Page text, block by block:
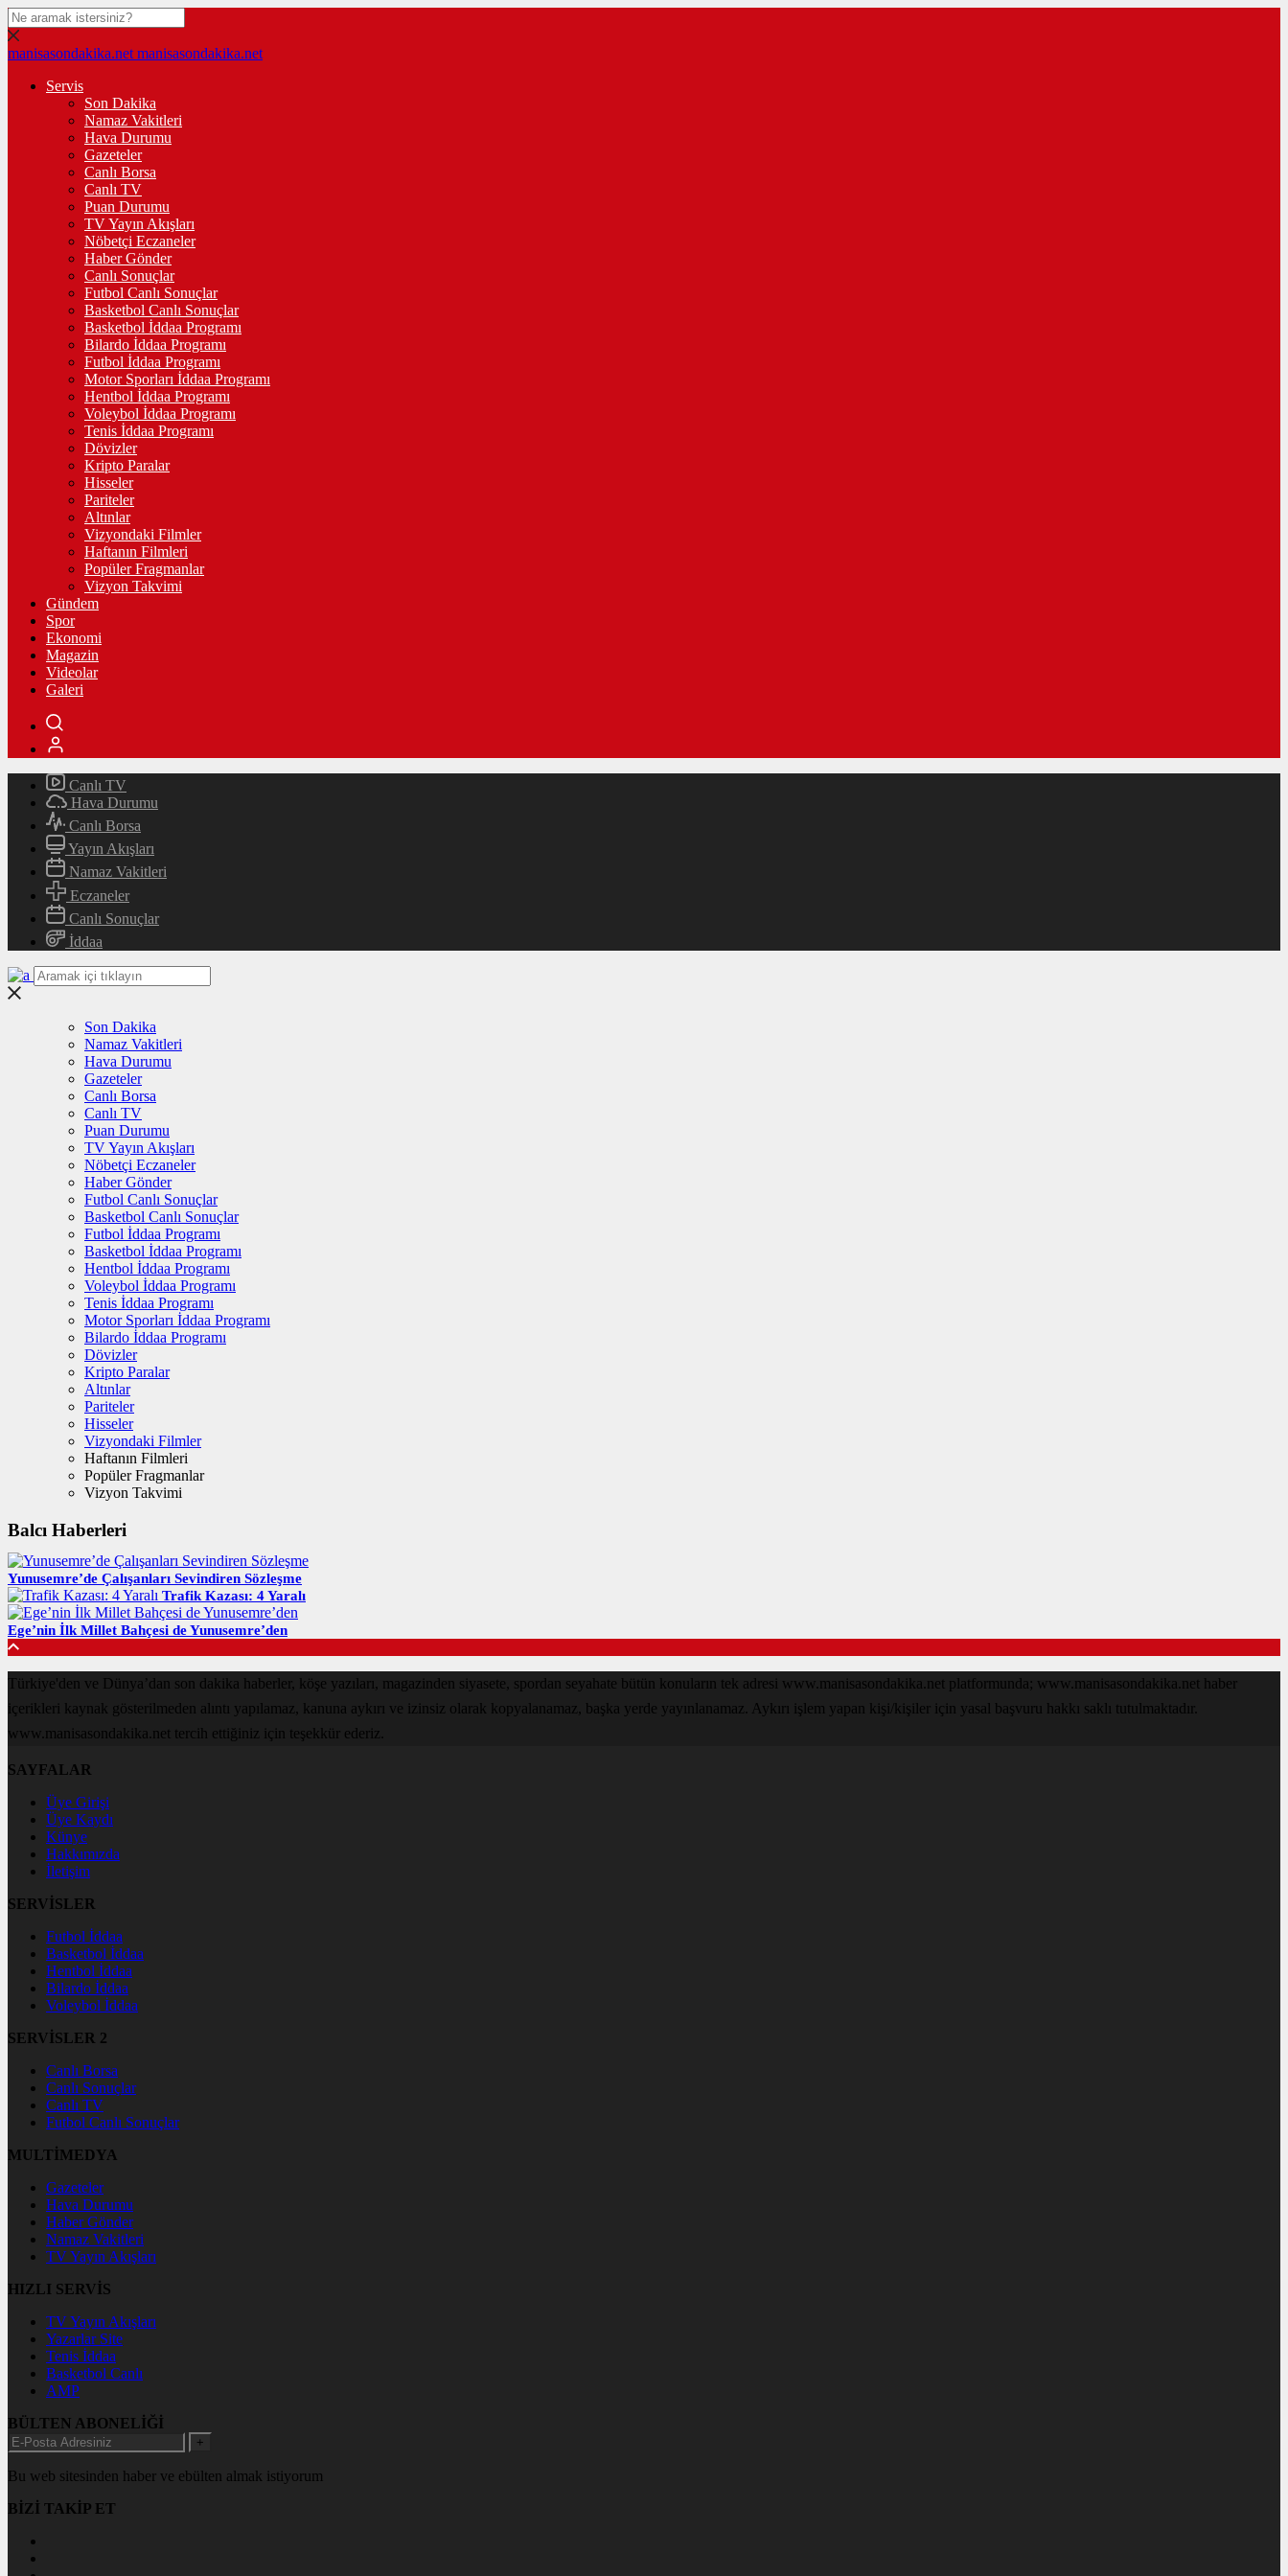
manisasondakika.net manisasondakika.net
Servis
Son Dakika
Namaz Vakitleri
Hava Durumu
Gazeteler
Canlı Borsa
Canlı TV
Puan Durumu
TV Yayın Akışları
Nöbetçi Eczaneler
Haber Gönder
Canlı Sonuçlar
Futbol Canlı Sonuçlar
Basketbol Canlı Sonuçlar
Basketbol İddaa Programı
Bilardo İddaa Programı
Futbol İddaa Programı
Motor Sporları İddaa Programı
Hentbol İddaa Programı
Voleybol İddaa Programı
Tenis İddaa Programı
Dövizler
Kripto Paralar
Hisseler
Pariteler
Altınlar
Vizyondaki Filmler
Haftanın Filmleri
Popüler Fragmanlar
Vizyon Takvimi
Gündem
Spor
Ekonomi
Magazin
Videolar
Galeri
Canlı TV
Hava Durumu
Canlı Borsa
Yayın Akışları
Namaz Vakitleri
Eczaneler
Canlı Sonuçlar
İddaa
Son Dakika
Namaz Vakitleri
Hava Durumu
Gazeteler
Canlı Borsa
Canlı TV
Puan Durumu
TV Yayın Akışları
Nöbetçi Eczaneler
Haber Gönder
Futbol Canlı Sonuçlar
Basketbol Canlı Sonuçlar
Futbol İddaa Programı
Basketbol İddaa Programı
Hentbol İddaa Programı
Voleybol İddaa Programı
Tenis İddaa Programı
Motor Sporları İddaa Programı
Bilardo İddaa Programı
Dövizler
Kripto Paralar
Altınlar
Pariteler
Hisseler
Vizyondaki Filmler
Haftanın Filmleri
Popüler Fragmanlar
Vizyon Takvimi
Balcı Haberleri
Yunusemre’de Çalışanları Sevindiren Sözleşme
Trafik Kazası: 4 Yaralı
Ege’nin İlk Millet Bahçesi de Yunusemre’den
Türkiye'den ve Dünya’dan son dakika haberler, köşe yazıları, magazinden siyasete, spordan seyahate bütün konuların tek adresi www.manisasondakika.net platformunda; www.manisasondakika.net haber
içerikleri kaynak gösterilmeden alıntı yapılamaz, kanuna aykırı ve izinsiz olarak kopyalanamaz, başka yerde yayınlanamaz. Aykırı işlem yapan kişi/kişiler için yasal başvuru hakkı saklı tutulmaktadır.
www.manisasondakika.net tercih ettiğiniz için teşekkür ederiz.
SAYFALAR
Üye Girişi
Üye Kaydı
Künye
Hakkımızda
İletişim
SERVİSLER
Futbol İddaa
Basketbol İddaa
Hentbol İddaa
Bilardo İddaa
Voleybol İddaa
SERVİSLER 2
Canlı Borsa
Canlı Sonuçlar
Canlı TV
Futbol Canlı Sonuçlar
MULTİMEDYA
Gazeteler
Hava Durumu
Haber Gönder
Namaz Vakitleri
TV Yayın Akışları
HIZLI SERVİS
TV Yayın Akışları
Yazarlar Site
Tenis İddaa
Basketbol Canlı
AMP
BÜLTEN ABONELİĞİ
+
Bu web sitesinden haber ve ebülten almak istiyorum
BİZİ TAKİP ET